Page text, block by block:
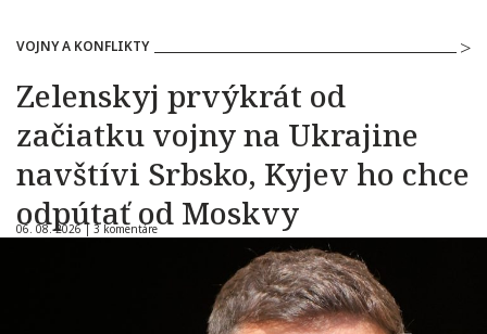
VOJNY A KONFLIKTY
Zelenskyj prvýkrát od
začiatku vojny na Ukrajine
navštívi Srbsko, Kyjev ho chce
odpútať od Moskvy
06. 08. 2026 | 3 komentáre